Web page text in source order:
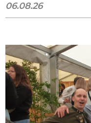
06.08.26